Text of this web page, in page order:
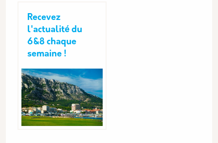
Recevez
l'actualité du
6&8 chaque
semaine !